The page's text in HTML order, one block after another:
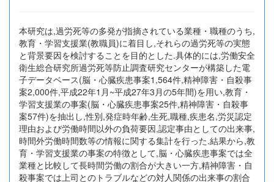
本研究は,過労死等の多発が指摘されている業種・職種のうち,
教育・学習支援業(教職員)に着目し,それらの過労死等の実態
と背景要因を検討することを目的とした.具体的には,労働安全
衛生総合研究所過労死等防止調査研究センターが構築した電
子データベース(脳・心臓疾患事案1,564件,精神障害・自殺事
案2,000件,平成22年1月~平成27年3月の5年間)を用い,教育・
学習支援業の事案(脳・心臓疾患事案25件,精神障害・自殺事
案57件)を抽出し,性別,発症時年齢,生死,職種,疾患名,労災認定
理由および労働時間以外の負荷要因,認定事由としての出来事,
時間外労働時間数等の情報に関する集計を行った.結果から,教
育・学習支援業の事案の特徴として,脳・心臓疾患事案では全
業種と比較して長時間労働の割合が大きい一方,精神障害・自
殺事案では上司とのトラブルなどの対人関係の出来事の割合